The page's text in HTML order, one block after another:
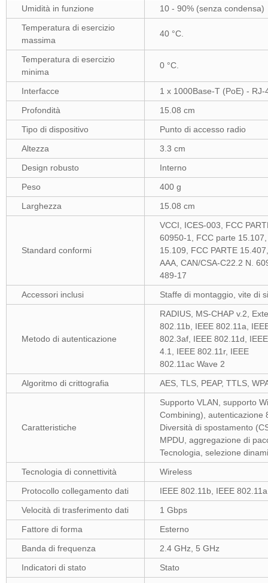
Umidità in funzione
10 - 90% (senza condensa)
Temperatura di esercizio
massima
40 °C.
Temperatura di esercizio
minima
0 °C.
Interfacce
1 x 1000Base-T (PoE) - RJ-
Profondità
15.08 cm
Tipo di dispositivo
Punto di accesso radio
Altezza
3.3 cm
Design robusto
Interno
Peso
400 g
Larghezza
15.08 cm
Standard conformi
VCCI, ICES-003, FCC
60950-1, FCC parte
15.109, FCC PARTE
AAA, CAN/CSA-C22.2 N.
489-17
Accessori inclusi
Staffe di montaggio, vite di
Metodo di autenticazione
RADIUS, MS-CHAP v.2,
802.11b, IEEE 802.11a,
802.3af, IEEE 802.11d,
4.1, IEEE 802.11r, IEEE
802.11ac Wave 2
Algoritmo di crittografia
AES, TLS, PEAP, TTLS,
Caratteristiche
Supporto VLAN, supporto
Combining), autenticazione
Diversità di spostamento
MPDU, aggregazione di
Tecnologia, selezione
Tecnologia di connettività
Wireless
Protocollo collegamento dati
IEEE 802.11b, IEEE
Velocità di trasferimento dati
1 Gbps
Fattore di forma
Esterno
Banda di frequenza
2.4 GHz, 5 GHz
Indicatori di stato
Stato